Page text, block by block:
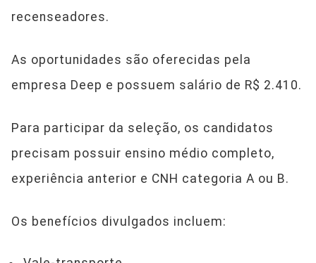
recenseadores.
As oportunidades são oferecidas pela
empresa Deep e possuem salário de R$ 2.410.
Para participar da seleção, os candidatos
precisam possuir ensino médio completo,
experiência anterior e CNH categoria A ou B.
Os benefícios divulgados incluem: